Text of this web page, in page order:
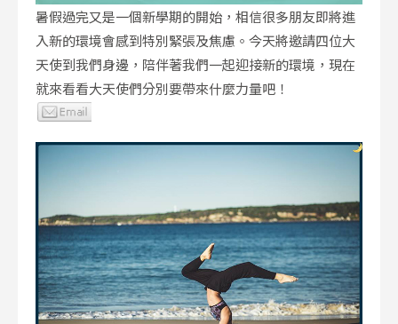
暑假過完又是一個新學期的開始，相信很多朋友即將進
入新的環境會感到特別緊張及焦慮。今天將邀請四位大
天使到我們身邊，陪伴著我們一起迎接新的環境，現在
就來看看大天使們分別要帶來什麼力量吧！